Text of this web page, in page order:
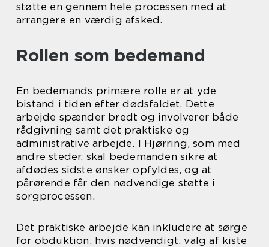
støtte en gennem hele processen med at
arrangere en værdig afsked.
Rollen som bedemand
En bedemands primære rolle er at yde
bistand i tiden efter dødsfaldet. Dette
arbejde spænder bredt og involverer både
rådgivning samt det praktiske og
administrative arbejde. I Hjørring, som med
andre steder, skal bedemanden sikre at
afdødes sidste ønsker opfyldes, og at
pårørende får den nødvendige støtte i
sorgprocessen.
Det praktiske arbejde kan inkludere at sørge
for obduktion, hvis nødvendigt, valg af kiste